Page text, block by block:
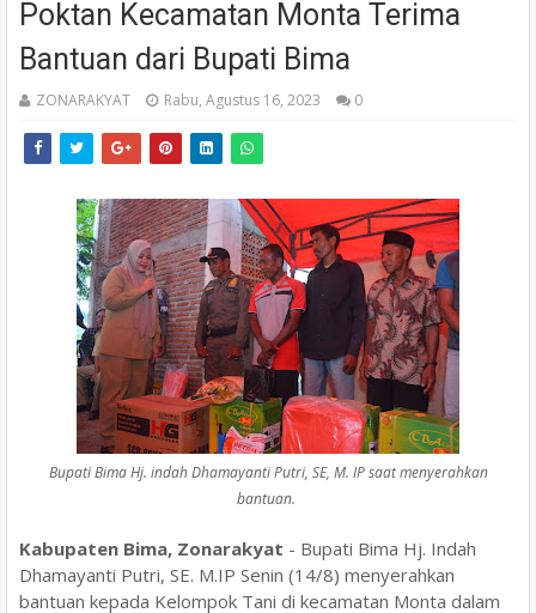
Poktan Kecamatan Monta Terima
Bantuan dari Bupati Bima
ZONARAKYAT Rabu, Agustus 16, 2023 0
Bupati Bima Hj. indah Dhamayanti Putri, SE, M. IP saat menyerahkan
bantuan.
Kabupaten Bima, Zonarakyat - Bupati Bima Hj. Indah
Dhamayanti Putri, SE. M.IP Senin (14/8) menyerahkan
bantuan kepada Kelompok Tani di kecamatan Monta dalam